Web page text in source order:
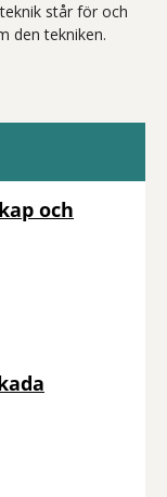
står för och
den tekniken.
och